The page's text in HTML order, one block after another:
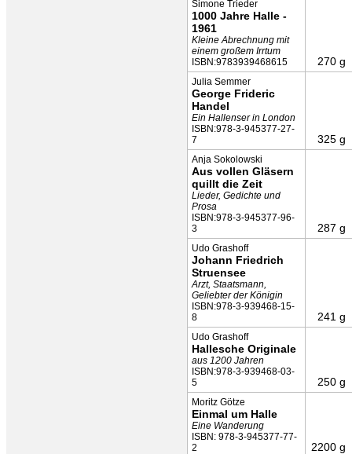
Simone Trieder
1000 Jahre Halle -
1961
Kleine Abrechnung mit
einem großem Irrtum
ISBN:9783939468615
270 g
Julia Semmer
George Frideric
Handel
Ein Hallenser in London
ISBN:978-3-945377-27-
7
325 g
Anja Sokolowski
Aus vollen Gläsern
quillt die Zeit
Lieder, Gedichte und
Prosa
ISBN:978-3-945377-96-
3
287 g
Udo Grashoff
Johann Friedrich
Struensee
Arzt, Staatsmann,
Geliebter der Königin
ISBN:978-3-939468-15-
8
241 g
Udo Grashoff
Hallesche Originale
aus 1200 Jahren
ISBN:978-3-939468-03-
5
250 g
Moritz Götze
Einmal um Halle
Eine Wanderung
ISBN: 978-3-945377-77-
2
2200 g